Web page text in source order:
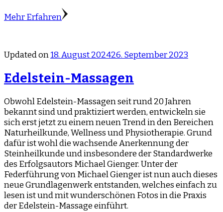
Mehr Erfahren
Updated on18. August 202426. September 2023
Edelstein-Massagen
Obwohl Edelstein-Massagen seit rund 20 Jahren
bekannt sind und praktiziert werden, entwickeln sie
sich erst jetzt zu einem neuen Trend in den Bereichen
Naturheilkunde, Wellness und Physiotherapie. Grund
dafür ist wohl die wachsende Anerkennung der
Steinheilkunde und insbesondere der Standardwerke
des Erfolgsautors Michael Gienger. Unter der
Federführung von Michael Gienger ist nun auch dieses
neue Grundlagenwerk entstanden, welches einfach zu
lesen ist und mit wunderschönen Fotos in die Praxis
der Edelstein-Massage einführt.